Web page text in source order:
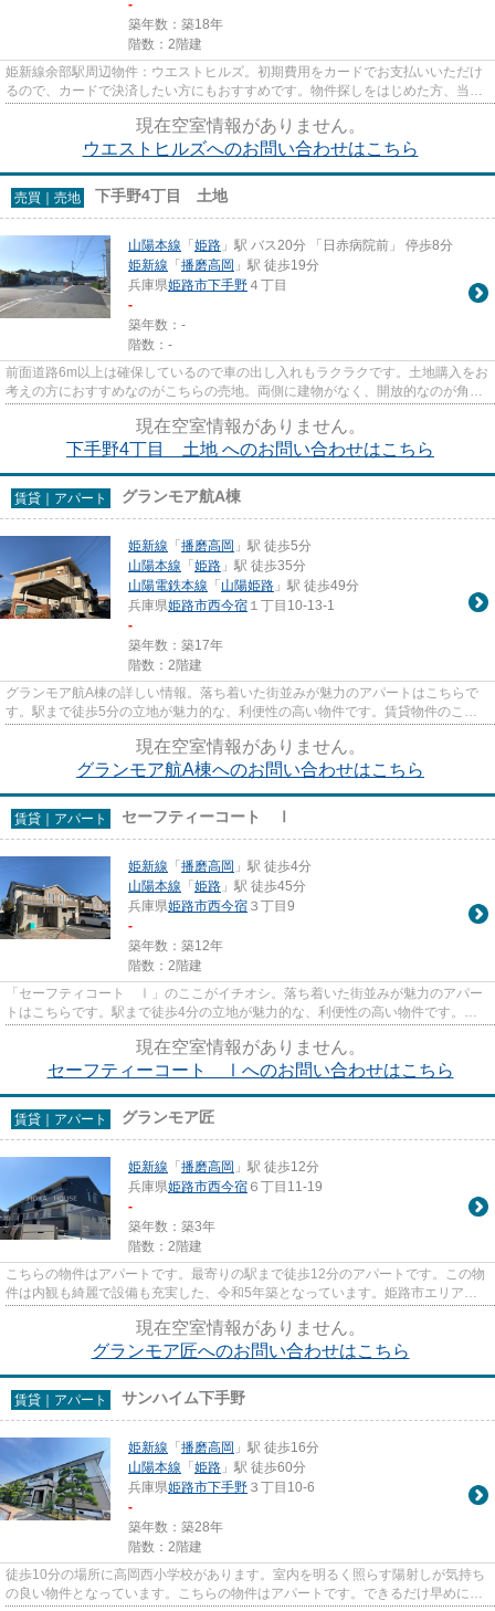
-
築年数：築18年
階数：2階建
姫新線余部駅周辺物件：ウエストヒルズ。初期費用をカードでお支払いいただけ
るので、カードで決済したい方にもおすすめです。物件探しをはじめた方、当社
をご利用してみませんか。た...
現在空室情報がありません。
ウエストヒルズへのお問い合わせはこちら
売買｜売地 下手野4丁目 土地
山陽本線 「姫路 」駅 バス20分 「日赤病院前」 停歩8分
姫新線 「播磨高岡 」駅 徒歩19分
兵庫県姫路市下手野 ４丁目
-
築年数：-
階数：-
前面道路6m以上は確保しているので車の出し入れもラクラクです。土地購入をお
考えの方におすすめなのがこちらの売地。両側に建物がなく、開放的なのが角地
です。周辺環境が充実してい...
現在空室情報がありません。
下手野4丁目 土地 へのお問い合わせはこちら
賃貸｜アパート グランモア航A棟
姫新線 「播磨高岡 」駅 徒歩5分
山陽本線 「姫路 」駅 徒歩35分
山陽電鉄本線 「山陽姫路 」駅 徒歩49分
兵庫県姫路市西今宿 １丁目10-13-1
-
築年数：築17年
階数：2階建
グランモア航A棟の詳しい情報。落ち着いた街並みが魅力のアパートはこちらで
す。駅まで徒歩5分の立地が魅力的な、利便性の高い物件です。賃貸物件のこと
でお悩みの方、当社がその悩み...
現在空室情報がありません。
グランモア航A棟へのお問い合わせはこちら
賃貸｜アパート セーフティーコート Ⅰ
姫新線 「播磨高岡 」駅 徒歩4分
山陽本線 「姫路 」駅 徒歩45分
兵庫県姫路市西今宿 ３丁目9
-
築年数：築12年
階数：2階建
「セーフティコート Ⅰ」のここがイチオシ。落ち着いた街並みが魅力のアパー
トはこちらです。駅まで徒歩4分の立地が魅力的な、利便性の高い物件です。充
実の設備と綺麗な室内を兼ね備...
現在空室情報がありません。
セーフティーコート Ⅰへのお問い合わせはこちら
賃貸｜アパート グランモア匠
姫新線 「播磨高岡 」駅 徒歩12分
兵庫県姫路市西今宿 ６丁目11-19
-
築年数：築3年
階数：2階建
こちらの物件はアパートです。最寄りの駅まで徒歩12分のアパートです。この物
件は内観も綺麗で設備も充実した、令和5年築となっています。姫路市エリアに
ある賃貸情報のことなら、地域...
現在空室情報がありません。
グランモア匠へのお問い合わせはこちら
賃貸｜アパート サンハイム下手野
姫新線 「播磨高岡 」駅 徒歩16分
山陽本線 「姫路 」駅 徒歩60分
兵庫県姫路市下手野 ３丁目10-6
-
築年数：築28年
階数：2階建
徒歩10分の場所に高岡西小学校があります。室内を明るく照らす陽射しが気持ち
の良い物件となっています。こちらの物件はアパートです。できるだけ早めに不